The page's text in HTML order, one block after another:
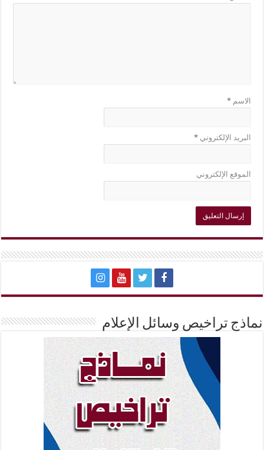
الاسم*
البريد الإلكتروني*
الموقع الإلكتروني
نماذج تراخيص وسائل الإعلام